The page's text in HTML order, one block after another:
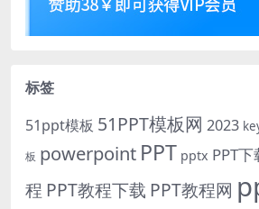
标签
51ppt模板 51PPT模板网 2023
板 powerpoint PPT pptx PPT下
程 PPT教程下载 PPT教程网